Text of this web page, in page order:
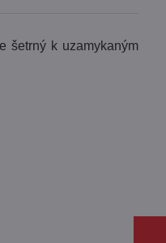
šetrný k uzamykaným